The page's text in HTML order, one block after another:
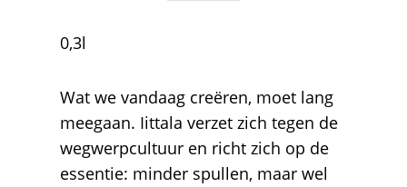
0,3l
Wat we vandaag creëren, moet lang
meegaan. Iittala verzet zich tegen de
wegwerpcultuur en richt zich op de
essentie: minder spullen, maar wel